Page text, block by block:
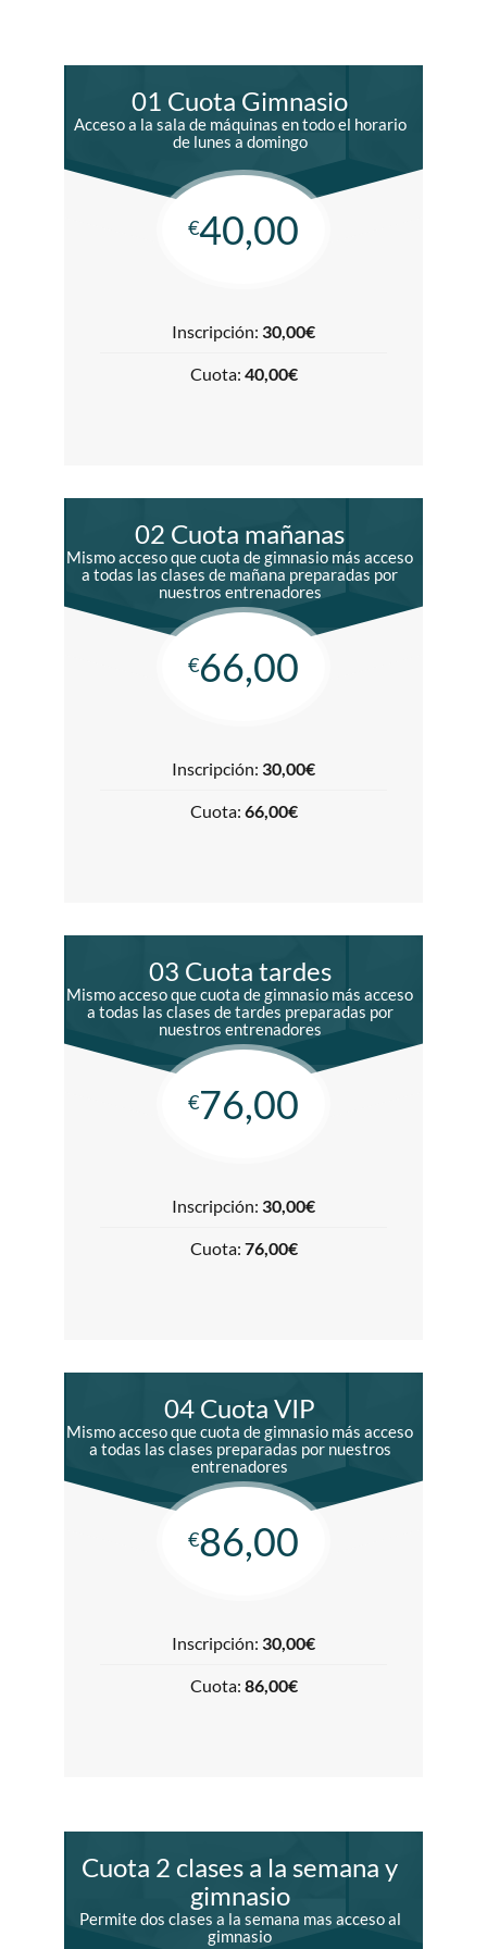
01 Cuota Gimnasio
Acceso a la sala de máquinas en todo el horario
de lunes a domingo
€40,00
Inscripción: 30,00€
Cuota: 40,00€
02 Cuota mañanas
Mismo acceso que cuota de gimnasio más acceso
a todas las clases de mañana preparadas por
nuestros entrenadores
€66,00
Inscripción: 30,00€
Cuota: 66,00€
03 Cuota tardes
Mismo acceso que cuota de gimnasio más acceso
a todas las clases de tardes preparadas por
nuestros entrenadores
€76,00
Inscripción: 30,00€
Cuota: 76,00€
04 Cuota VIP
Mismo acceso que cuota de gimnasio más acceso
a todas las clases preparadas por nuestros
entrenadores
€86,00
Inscripción: 30,00€
Cuota: 86,00€
Cuota 2 clases a la semana y
gimnasio
Permite dos clases a la semana mas acceso al
gimnasio